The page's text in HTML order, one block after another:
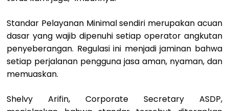
Standar Pelayanan Minimal sendiri merupakan acuan
dasar yang wajib dipenuhi setiap operator angkutan
penyeberangan. Regulasi ini menjadi jaminan bahwa
setiap perjalanan pengguna jasa aman, nyaman, dan
memuaskan.
Shelvy Arifin, Corporate Secretary ASDP,